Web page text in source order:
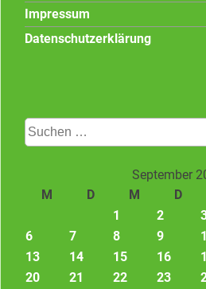
Impressum
Datenschutzerklärung
Suchen
nach:
September
M
D M D
1
2
6
7 8 9
13
14 15 16
20
21 22 23